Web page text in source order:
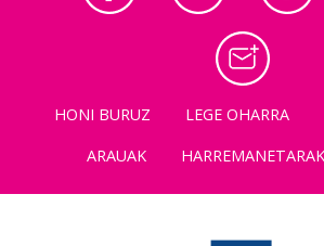
HONI BURUZ LEGE OHARRA
ARAUAK